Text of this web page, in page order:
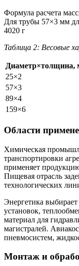
Формула расчета
Для трубы 57×3 мм
4020 г
Таблица 2: Весовые
Диаметр×толщина,
25×2
57×3
89×4
159×6
Области
Химическая
транспортировки
применяет
Пищевая отрасль
технологических
Энергетика
установок,
материал для
магистралей.
пневмосистем,
Монтаж и